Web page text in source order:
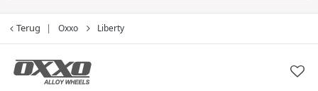
Terug Oxxo Liberty